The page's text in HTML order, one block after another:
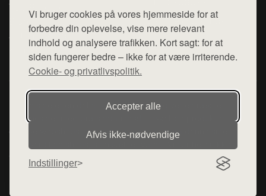
Vi bruger cookies på vores hjemmeside for at
forbedre din oplevelse, vise mere relevant
indhold og analysere trafikken. Kort sagt: for at
siden fungerer bedre – ikke for at være irriterende.
Cookie- og privatlivspolitik.
Accepter alle
Afvis ikke‑nødvendige
Indstillinger
Top Rabatter
Jotun maling
Kontakt
Mail:hej@want.dk
Cookie- og privatlivspolitik
Denne side er en del af want.dk, der udgiver en række
hjemmesider med præsentation af forskellige produkter fra
diverse webshops. Der sælges ikke varer fra denne side - vi
varerne på lager.